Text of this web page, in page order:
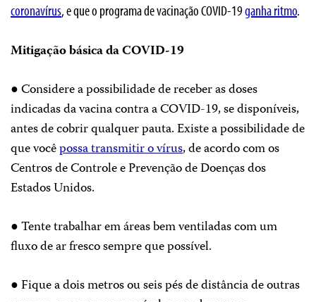
coronavírus, e que o programa de vacinação COVID-19ganha ritmo.
Mitigação básica da COVID-19
● Considere a possibilidade de receber as doses
indicadas da vacina contra a COVID-19, se disponíveis,
antes de cobrir qualquer pauta. Existe a possibilidade de
que vocêpossa transmitir o vírus, de acordo com os
Centros de Controle e Prevenção de Doenças dos
Estados Unidos.
● Tente trabalhar em áreas bem ventiladas com um
fluxo de ar fresco sempre que possível.
● Fique a dois metros ou seis pés de distância de outras